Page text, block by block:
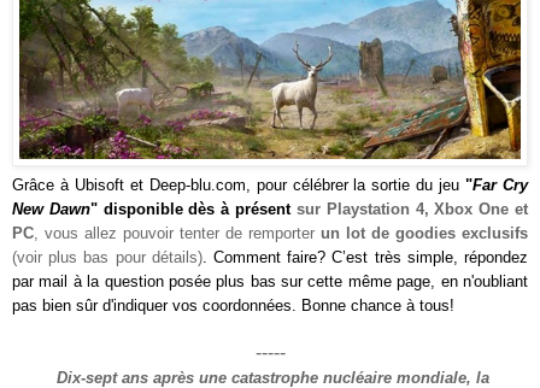
Grâce à Ubisoft et Deep-blu.com, pour célébrer la sortie du jeu"Far Cry
New Dawn" disponibledès à présentsur Playstation 4, Xbox One et
PC , vous allez pouvoir tenter de remporter un lot de goodies exclusifs
(voir plus bas pour détails). Comment faire? C’est très simple, répondez
par mail à la question poséeplus bas sur cette même page , en n'oubliant
pas bien sûr d'indiquer vos coordonnées. Bonne chance à tous!
-----
Dix-sept ans après une catastrophe nucléaire mondiale, la